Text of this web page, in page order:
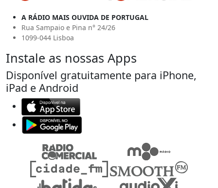
A RÁDIO MAIS OUVIDA DE PORTUGAL
Rua Sampaio e Pina n° 24/26
1099-044 Lisboa
Instale as nossas Apps
Disponível gratuitamente para iPhone,
iPad e Android